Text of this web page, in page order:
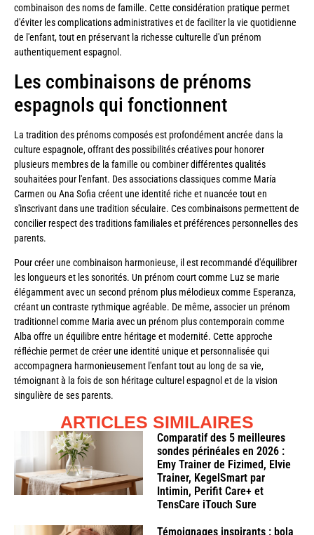
combinaison des noms de famille. Cette considération pratique permet
d'éviter les complications administratives et de faciliter la vie quotidienne
de l'enfant, tout en préservant la richesse culturelle d'un prénom
authentiquement espagnol.
Les combinaisons de prénoms
espagnols qui fonctionnent
La tradition des prénoms composés est profondément ancrée dans la
culture espagnole, offrant des possibilités créatives pour honorer
plusieurs membres de la famille ou combiner différentes qualités
souhaitées pour l'enfant. Des associations classiques comme María
Carmen ou Ana Sofia créent une identité riche et nuancée tout en
s'inscrivant dans une tradition séculaire. Ces combinaisons permettent de
concilier respect des traditions familiales et préférences personnelles des
parents.
Pour créer une combinaison harmonieuse, il est recommandé d'équilibrer
les longueurs et les sonorités. Un prénom court comme Luz se marie
élégamment avec un second prénom plus mélodieux comme Esperanza,
créant un contraste rythmique agréable. De même, associer un prénom
traditionnel comme Maria avec un prénom plus contemporain comme
Alba offre un équilibre entre héritage et modernité. Cette approche
réfléchie permet de créer une identité unique et personnalisée qui
accompagnera harmonieusement l'enfant tout au long de sa vie,
témoignant à la fois de son héritage culturel espagnol et de la vision
singulière de ses parents.
ARTICLES SIMILAIRES
Comparatif des 5 meilleures
sondes périnéales en 2026 :
Emy Trainer de Fizimed, Elvie
Trainer, KegelSmart par
Intimin, Perifit Care+ et
TensCare iTouch Sure
Témoignages inspirants : bola